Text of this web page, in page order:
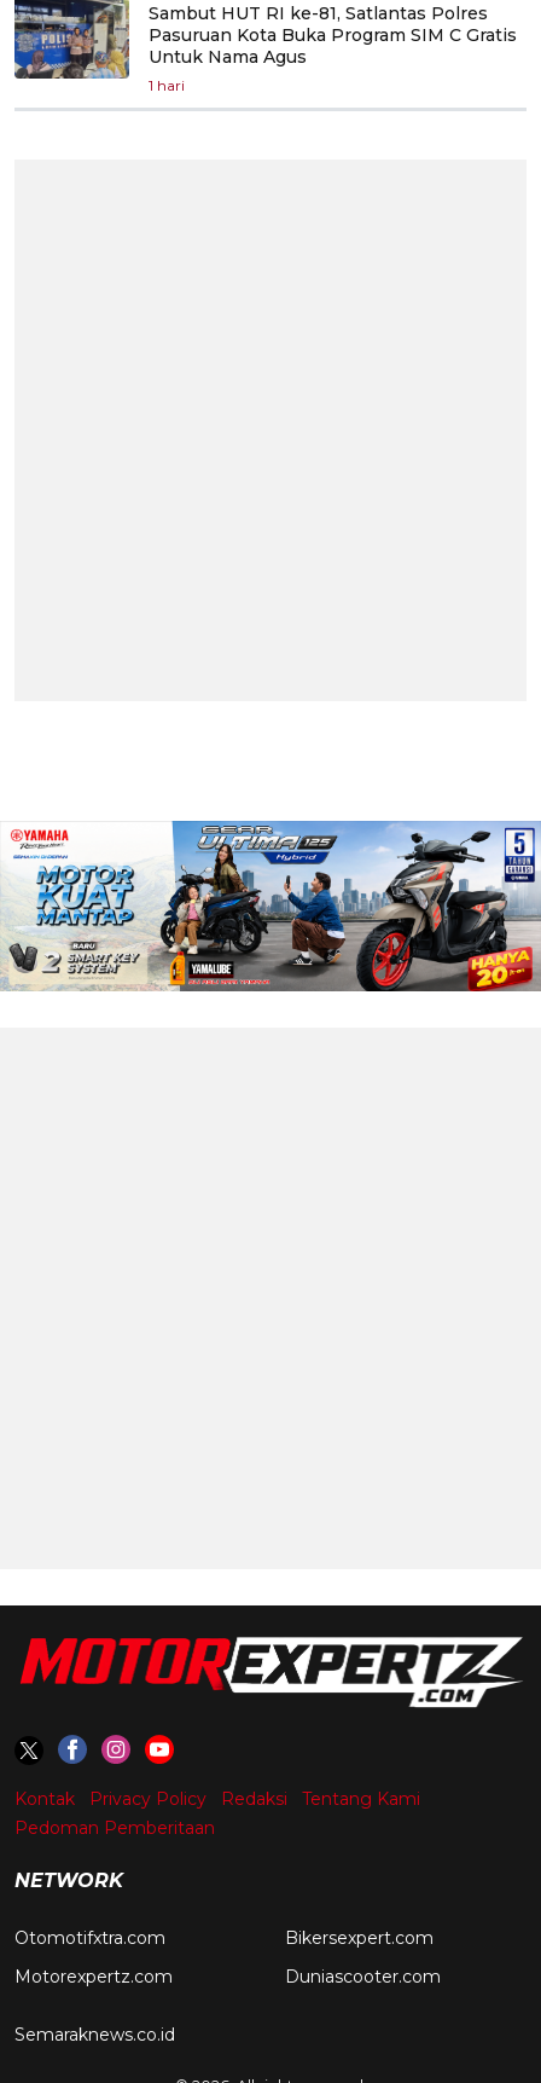
Sambut HUT RI ke-81, Satlantas Polres
Pasuruan Kota Buka Program SIM C Gratis
Untuk Nama Agus
1 hari
Kontak Privacy Policy Redaksi
Tentang Kami
Pedoman Pemberitaan
NETWORK
Otomotifxtra.com
Motorexpertz.com
Bikersexpert.com
Duniascooter.com
Semaraknews.co.id